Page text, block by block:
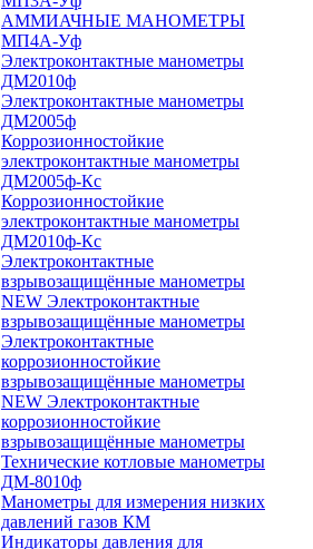
АММИАЧНЫЕ МАНОМЕТРЫ
МП4А-Уф
Электроконтактные манометры
ДМ2010ф
Электроконтактные манометры
ДМ2005ф
Коррозионностойкие
электроконтактные манометры
ДМ2005ф-Кс
Коррозионностойкие
электроконтактные манометры
ДМ2010ф-Кс
Электроконтактные
взрывозащищённые манометры
NEW Электроконтактные
взрывозащищённые манометры
Электроконтактные
коррозионностойкие
взрывозащищённые манометры
NEW Электроконтактные
коррозионностойкие
взрывозащищённые манометры
Технические котловые манометры
ДМ-8010ф
Манометры для измерения низких
давлений газов КМ
Индикаторы давления для